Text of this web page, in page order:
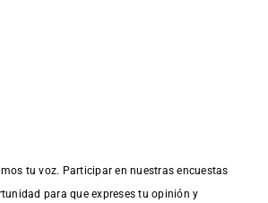
tu voz. Participar en nuestras encuestas
para que expreses tu opinión y